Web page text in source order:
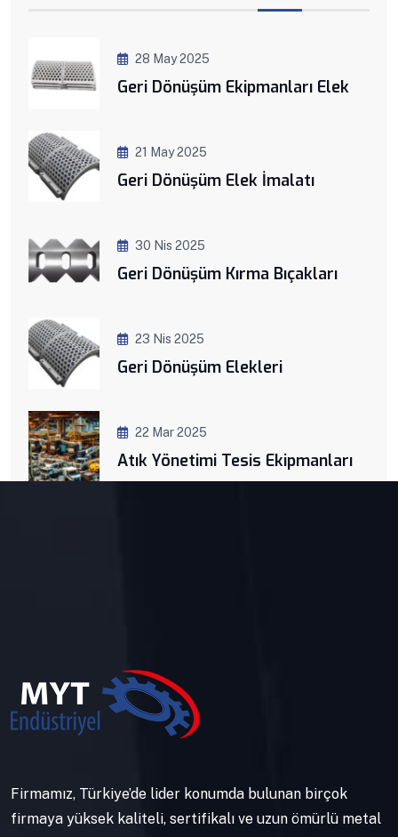
28 May 2025
Geri Dönüşüm Ekipmanları Elek
21 May 2025
Geri Dönüşüm Elek İmalatı
30 Nis 2025
Geri Dönüşüm Kırma Bıçakları
23 Nis 2025
Geri Dönüşüm Elekleri
22 Mar 2025
Atık Yönetimi Tesis Ekipmanları
Firmamız, Türkiye’de lider konumda bulunan birçok
firmaya yüksek kaliteli, sertifikalı ve uzun ömürlü metal